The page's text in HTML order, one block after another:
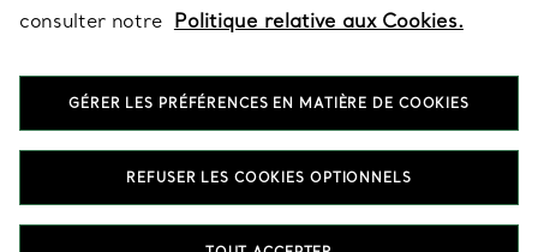
SUIVEZ-NOUS
T&Co. 2026
consulter notre Politique relative aux Cookies.
GÉRER LES PRÉFÉRENCES EN MATIÈRE DE COOKIES
REFUSER LES COOKIES OPTIONNELS